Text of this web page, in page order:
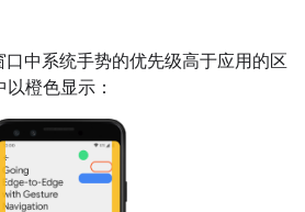
中系统手势的优先级高于应用的区
橙色显示：